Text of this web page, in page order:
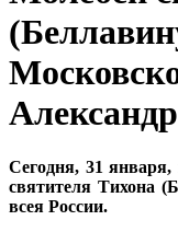
Сегодня, 31 января,
святителя Тихона
всея России.